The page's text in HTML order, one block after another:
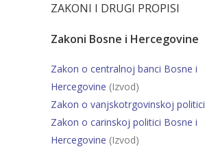
ZAKONI I DRUGI PROPISI
Zakoni Bosne i Hercegovine
Zakon o centralnoj banci Bosne i
Hercegovine (Izvod)
Zakon o vanjskotrgovinskoj politici
Zakon o carinskoj politici Bosne i
Hercegovine (Izvod)